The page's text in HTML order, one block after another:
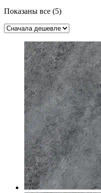
Показаны все (5)Цены:
возрастанию